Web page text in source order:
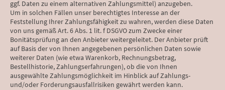
ggf. Daten zu einem alternativen Zahlungsmittel) anzugeben.
Um in solchen Fällen unser berechtigtes Interesse an der
Feststellung Ihrer Zahlungsfähigkeit zu wahren, werden diese Daten
von uns gemäß Art. 6 Abs. 1 lit. f DSGVO zum Zwecke einer
Bonitätsprüfung an den Anbieter weitergeleitet. Der Anbieter prüft
auf Basis der von Ihnen angegebenen persönlichen Daten sowie
weiterer Daten (wie etwa Warenkorb, Rechnungsbetrag,
Bestellhistorie, Zahlungserfahrungen), ob die von Ihnen
ausgewählte Zahlungsmöglichkeit im Hinblick auf Zahlungs-
und/oder Forderungsausfallrisiken gewährt werden kann.